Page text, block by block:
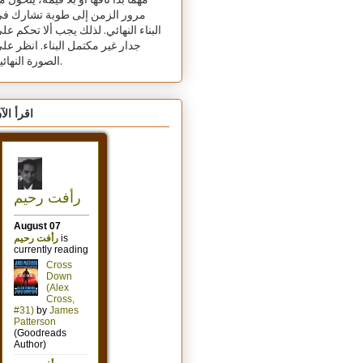
مرور الزمن إلى طوبة تشارك
البناء النهائي. لذلك يجب ألا تحكم
جدار غير مكتمل البناء. انظر
الصورة النهائية.
اقرأ